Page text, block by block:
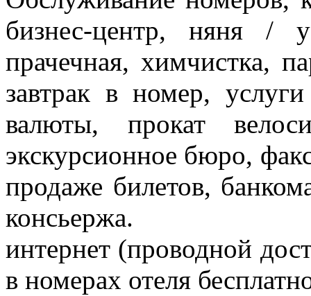
бизнес-центр, няня /
прачечная, химчистка,
завтрак в номер,
валюты, прокат
экскурсионное бюро,
продаже билетов,
консьержа.
интернет (проводной
в номерах отеля